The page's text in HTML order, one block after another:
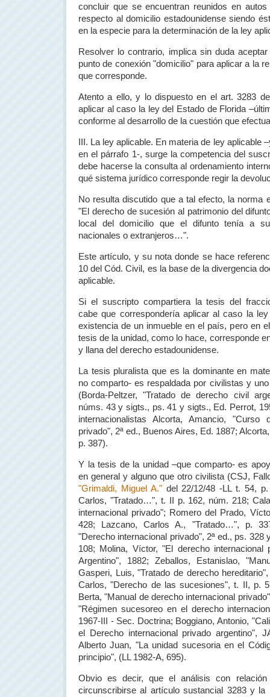
concluir que se encuentran reunidos en
respecto al domicilio estadounidense siendo
en la especie para la determinación de la ley
Resolver lo contrario, implica sin duda
punto de conexión "domicilio" para aplicar a la
que corresponde.
Atento a ello, y lo dispuesto en el art. 3283
aplicar al caso la ley del Estado de Florida
conforme al desarrollo de la cuestión que
III. La ley aplicable. En materia de ley aplicable
en el párrafo 1-, surge la competencia del
debe hacerse la consulta al ordenamiento
qué sistema jurídico corresponde regir la
No resulta discutido que a tal efecto, la norma
"El derecho de sucesión al patrimonio del
local del domicilio que el difunto tenía a
nacionales o extranjeros…".
Este artículo, y su nota donde se hace
10 del Cód. Civil, es la base de la divergencia
aplicable.
Si el suscripto compartiera la tesis del
cabe que correspondería aplicar al caso la
existencia de un inmueble en el país, pero en
tesis de la unidad, como lo hace, corresponde
y llana del derecho estadounidense.
La tesis pluralista que es la dominante en
no comparto- es respaldada por civilistas y
(Borda-Peltzer, "Tratado de derecho civil
núms. 43 y sigts., ps. 41 y sigts., Ed. Perrot,
internacionalistas Alcorta, Amancio, "Curso
privado", 2ª ed., Buenos Aires, Ed. 1887;
p. 387).
Y la tesis de la unidad –que comparto- es
en general y alguno que otro civilista (CSJ,
"Grimaldi, Miguel A."del 22/12/48 -LL t. 54,
Carlos, "Tratado…", t. II p. 162, núm. 218;
internacional privado"; Romero del Prado,
428; Lazcano, Carlos A., "Tratado…", p.
"Derecho internacional privado", 2ª ed., ps. 328
108; Molina, Víctor, "El derecho
Argentino", 1882; Zeballos, Estanislao,
Gasperi, Luis, "Tratado de derecho
Carlos, "Derecho de las sucesiones", t. II, p.
Berta, "Manual de derecho internacional
"Régimen sucesoreo en el derecho
1967-III - Sec. Doctrina; Boggiano, Antonio,
el Derecho internacional privado argentino",
Alberto Juan, "La unidad sucesoria en el
principio", (LL 1982-A, 695).
Obvio es decir, que el análisis con
circunscribirse al artículo sustancial 3283 y la